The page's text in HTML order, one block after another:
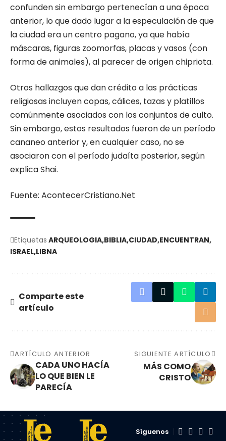
confunden sin embargo pertenecían a una época
anterior, lo que dado lugar a la especulación de que
la ciudad era un centro pagano, ya que había
máscaras, figuras zoomorfas, placas y vasos (con
forma de animales), al parecer de origen chipriota.
Otros hallazgos que dan crédito a las prácticas
religiosas incluyen copas, cálices, tazas y platillos
comúnmente asociados con los conjuntos de culto.
Sin embargo, estos resultados fueron de un período
cananeo anterior y, en cualquier caso, no se
asociaron con el período judaíta posterior, según
explica Shai.
Fuente: AcontecerCristiano.Net
Etiquetas ARQUEOLOGIA BIBLIA CIUDAD ENCUENTRAN
ISRAEL LIBNA
Comparte este
artículo
ARTÍCULO ANTERIOR
CADA UNO HACÍA
LO QUE BIEN LE
PARECÍA
SIGUIENTE ARTÍCULO
MÁS COMO
CRISTO
Síguenos